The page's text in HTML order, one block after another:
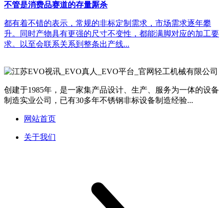
不管是消费品赛道的存量厮杀
都有着不错的表示，常规的非标定制需求，市场需求逐年攀
升。同时产物具有更强的尺寸不变性，都能满脚对应的加工要
求。以至会联系关系到整条出产线...
创建于1985年，是一家集产品设计、生产、服务为一体的设备
制造实业公司，已有30多年不锈钢非标设备制造经验...
网站首页
关于我们